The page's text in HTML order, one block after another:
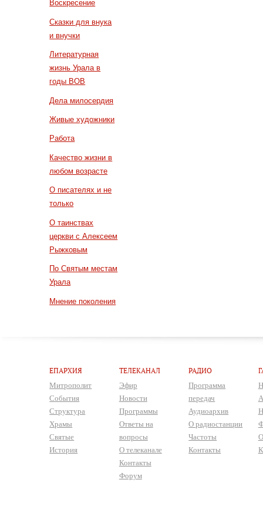
Воскресение
Сказки для внука
и внучки
Литературная
жизнь Урала в
годы ВОВ
Дела милосердия
Живые художники
Работа
Качество жизни в
любом возрасте
О писателях и не
только
О таинствах
церкви с Алексеем
Рыжковым
По Святым местам
Урала
Мнение поколения
ЕПАРХИЯ
Митрополит
События
Структура
Храмы
Святые
История
ТЕЛЕКАНАЛ
Эфир
Новости
Программы
Ответы на
вопросы
О телеканале
Контакты
Форум
РАДИО
Программа
передач
Аудиоархив
О радиостанции
Частоты
Контакты